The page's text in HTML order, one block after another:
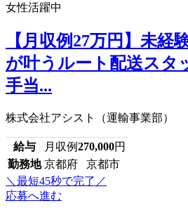
女性活躍中
【月収例27万円】未経
が叶うルート配送スタ
手当...
株式会社アシスト（運輸事業部）
給与 月収例270,000円
勤務地 京都府 京都市
＼最短45秒で完了／
応募へ進む